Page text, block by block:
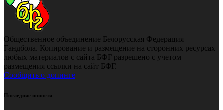
Общественное объединение Белорусская Федерация
Гандбола. Копирование и размещение на сторонних ресурсах
любых материалов с сайта БФГ разрешено с учетом
размещения ссылки на сайт БФГ.
Сообщить о допинге
Последние новости